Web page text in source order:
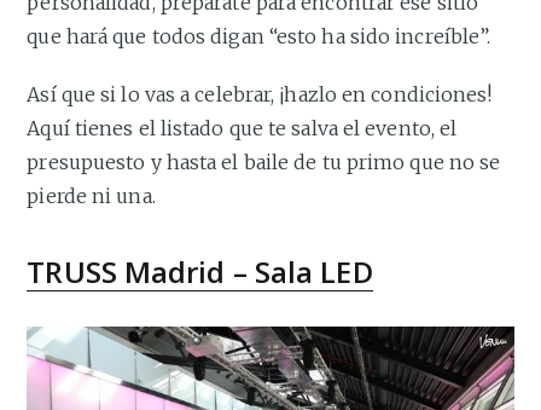
que hará que todos digan “esto ha sido increíble”.
Así que si lo vas a celebrar, ¡hazlo en condiciones!
Aquí tienes el listado que te salva el evento, el
presupuesto y hasta el baile de tu primo que no se
pierde ni una.
TRUSS Madrid – Sala LED